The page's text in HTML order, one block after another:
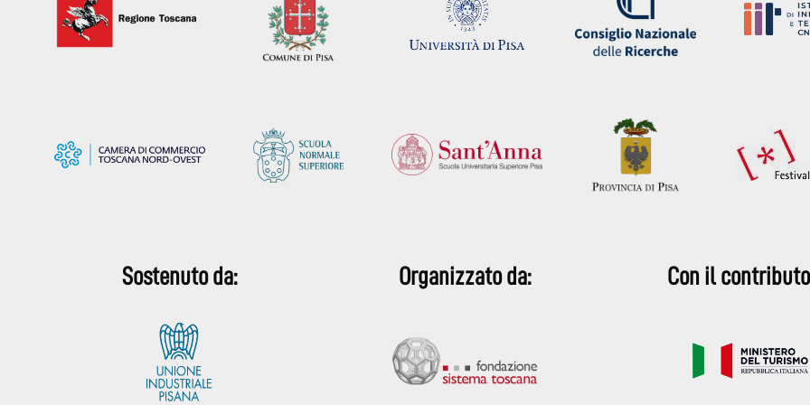
Sostenuto da: Organizzato da: Con il